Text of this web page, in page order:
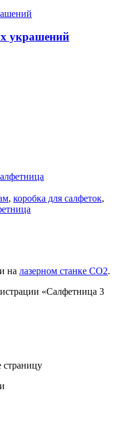
украшений
, коробка для салфеток,
на лазерном станке СО2.
«Салфетница 3
страницу